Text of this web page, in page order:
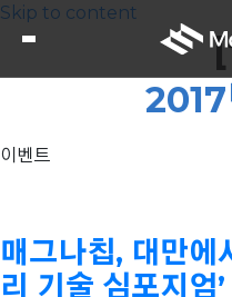
Skip to content
[
이벤트
매그나칩, 대만에
리 기술 심포지엄’